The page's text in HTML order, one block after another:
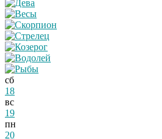
сб
18
вс
19
пн
20